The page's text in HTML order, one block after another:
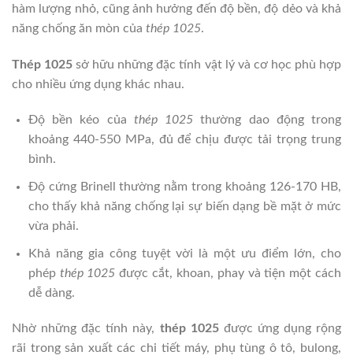
hàm lượng nhỏ, cũng ảnh hưởng đến độ bền, độ dẻo và khả
năng chống ăn mòn của thép 1025.
Thép 1025 sở hữu những đặc tính vật lý và cơ học phù hợp
cho nhiều ứng dụng khác nhau.
Độ bền kéo của thép 1025 thường dao động trong
khoảng 440-550 MPa, đủ để chịu được tải trọng trung
bình.
Độ cứng Brinell thường nằm trong khoảng 126-170 HB,
cho thấy khả năng chống lại sự biến dạng bề mặt ở mức
vừa phải.
Khả năng gia công tuyệt vời là một ưu điểm lớn, cho
phép thép 1025 được cắt, khoan, phay và tiện một cách
dễ dàng.
Nhờ những đặc tính này, thép 1025được ứng dụng rộng
rãi trong sản xuất các chi tiết máy, phụ tùng ô tô, bulong,